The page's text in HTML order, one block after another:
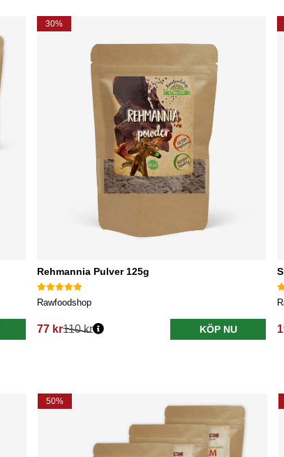
30%
Rehmannia Pulver 125g
Rawfoodshop
77 kr
Ordinarie pris:
110 kr KÖP NU
50%